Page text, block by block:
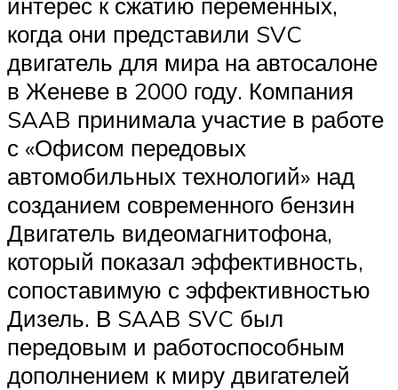
когда они представили SVC
двигатель для мира на автосалоне
в Женеве в 2000 году. Компания
SAAB принимала участие в работе
с «Офисом передовых
автомобильных технологий» над
созданием современного бензин
Двигатель видеомагнитофона,
который показал эффективность,
сопоставимую с эффективностью
Дизель. В SAAB SVC был
передовым и работоспособным
дополнением к миру двигателей